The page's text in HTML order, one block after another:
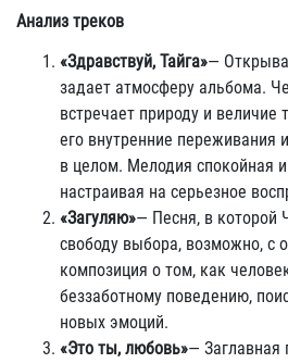
Анализ треков
«Здравствуй, Тайга»—
задает атмосферу альбома.
встречает природу и величие
его внутренние
в целом. Мелодия спокойная
настраивая на серьезное
«Загуляю»— Песня, в которой
свободу выбора, возможно, с
композиция о том, как
беззаботному поведению,
новых эмоций.
«Это ты, любовь»— Заглавная